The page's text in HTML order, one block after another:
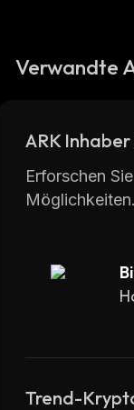
Verwandte
ARK
Erforschen
Möglichkeiten.
Trend-